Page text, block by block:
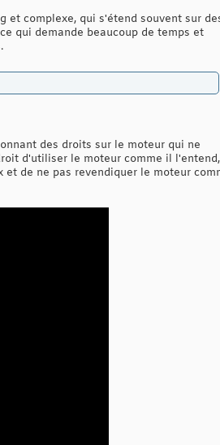
et complexe, qui s'étend souvent sur
qui demande beaucoup de temps et
des droits sur le moteur qui ne
d'utiliser le moteur comme il
de ne pas revendiquer le moteur